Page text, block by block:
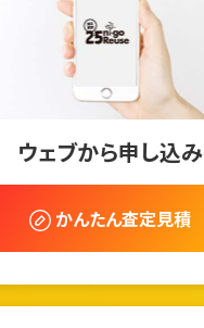
ウェブから申し込み
かんたん査定見積